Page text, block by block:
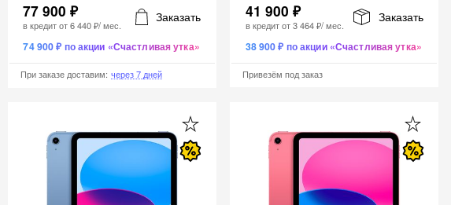
77 900 ₽
в кредит от6 440 ₽/ мес.
Заказать
74 900 ₽ по акции «Счастливая утка»
При заказе доставим: через 7 дней
41 900 ₽
в кредит от3 464 ₽/ мес.
Заказать
38 900 ₽ по акции «Счастливая утка»
Привезём под заказ